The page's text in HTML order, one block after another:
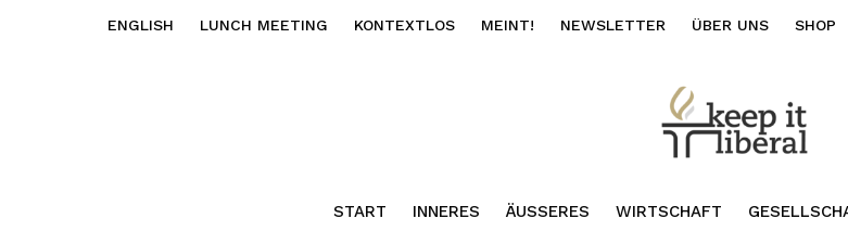
ENGLISH LUNCH MEETING KONTEXTLOS MEINT! NEWSLETTER ÜBER UNS SHOP
START INNERES ÄUSSERES WIRTSCHAFT